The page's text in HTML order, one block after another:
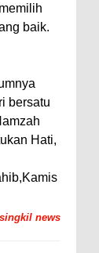
baik.
bersatu
Hati,
singkil news